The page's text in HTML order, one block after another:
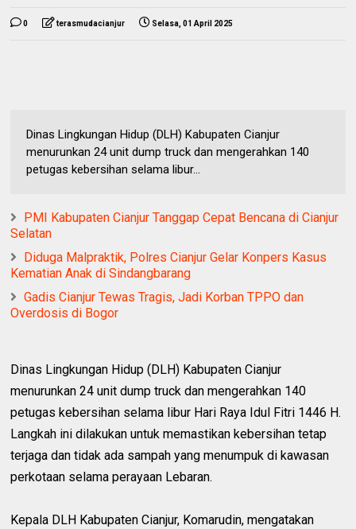
0 terasmudacianjur Selasa, 01 April 2025
Dinas Lingkungan Hidup (DLH) Kabupaten Cianjur
menurunkan 24 unit dump truck dan mengerahkan 140
petugas kebersihan selama libur...
PMI Kabupaten Cianjur Tanggap Cepat Bencana di Cianjur
Selatan
Diduga Malpraktik, Polres Cianjur Gelar Konpers Kasus
Kematian Anak di Sindangbarang
Gadis Cianjur Tewas Tragis, Jadi Korban TPPO dan
Overdosis di Bogor
Dinas Lingkungan Hidup (DLH) Kabupaten Cianjur
menurunkan 24 unit dump truck dan mengerahkan 140
petugas kebersihan selama libur Hari Raya Idul Fitri 1446 H.
Langkah ini dilakukan untuk memastikan kebersihan tetap
terjaga dan tidak ada sampah yang menumpuk di kawasan
perkotaan selama perayaan Lebaran.
Kepala DLH Kabupaten Cianjur, Komarudin, mengatakan